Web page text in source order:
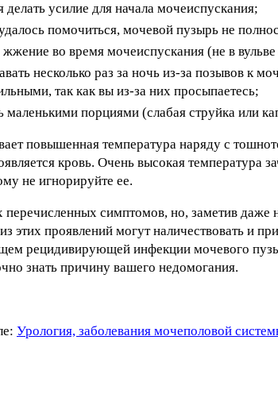
делать усилие для начала мочеиспускания;
помочиться, мочевой пузырь не
во время мочеиспускания (не в
несколько раз за ночь из-за позывов к
так как вы из-за них просыпаетесь;
маленькими порциями (слабая струйка или
повышенная температура наряду с
кровь. Очень высокая температура
не игнорируйте ее.
симптомов, но, заметив даже
этих проявлений могут наличествовать и
рецидивирующей инфекции мочевого
знать причину вашего недомогания.
Урология, заболевания мочеполовой